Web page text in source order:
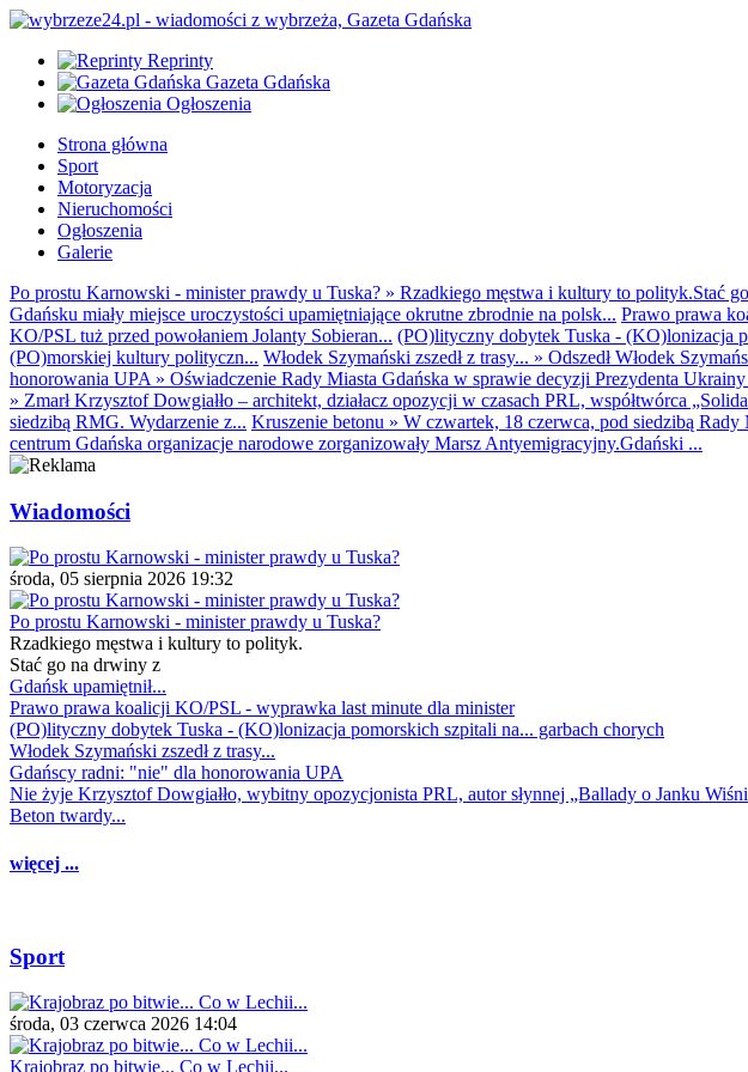
Reprinty
Gazeta Gdańska
Ogłoszenia
Strona główna
Sport
Motoryzacja
Nieruchomości
Ogłoszenia
Galerie
Po prostu Karnowski - minister prawdy u Tuska? » Rzadkiego męstwa i kultury to polityk.Stać
Gdańsku miały miejsce uroczystości upamiętniające okrutne zbrodnie na polsk... Prawo prawa
KO/PSL tuż przed powołaniem Jolanty Sobieran... (PO)lityczny dobytek Tuska - (KO)lonizacja
(PO)morskiej kultury polityczn... Włodek Szymański zszedł z trasy... » Odszedł Włodek
honorowania UPA » Oświadczenie Rady Miasta Gdańska w sprawie decyzji Prezydenta Ukrainy
» Zmarł Krzysztof Dowgiałło – architekt, działacz opozycji w czasach PRL, współtwórca
siedzibą RMG. Wydarzenie z... Kruszenie betonu » W czwartek, 18 czerwca, pod siedzibą
centrum Gdańska organizacje narodowe zorganizowały Marsz Antyemigracyjny.Gdański ...
Wiadomości
środa, 05 sierpnia 2026 19:32
Po prostu Karnowski - minister prawdy u Tuska?
Rzadkiego męstwa i kultury to polityk.
Stać go na drwiny z
Gdańsk upamiętnił...
Prawo prawa koalicji KO/PSL - wyprawka last minute dla minister
(PO)lityczny dobytek Tuska - (KO)lonizacja pomorskich szpitali na... garbach chorych
Włodek Szymański zszedł z trasy...
Gdańscy radni: "nie" dla honorowania UPA
Nie żyje Krzysztof Dowgiałło, wybitny opozycjonista PRL, autor słynnej „Ballady o Janku
Beton twardy...
więcej ...
Sport
środa, 03 czerwca 2026 14:04
Krajobraz po bitwie... Co w Lechii...